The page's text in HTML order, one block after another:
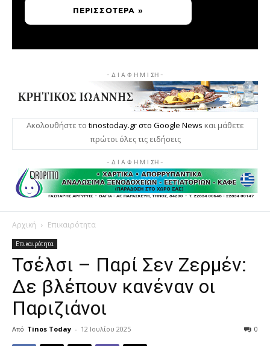
ΠΕΡΙΣΣΌΤΕΡΑ »
- Δ Ι Α Φ Η Μ Ι ΣΗ -
Ακολουθήστε το tinostoday.gr στο Google News και μάθετε
πρώτοι όλες τις ειδήσεις
- Δ Ι Α Φ Η Μ Ι ΣΗ -